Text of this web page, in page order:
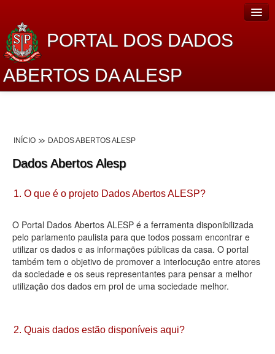
PORTAL DOS DADOS
ABERTOS DA ALESP
Lei de Acesso à Informação
Dados Governamentais Abertos
Planejamento
Catálogo de dados
Processo Legislativo
Deputados Estaduais
INÍCIO DADOS ABERTOS ALESP
Dados Abertos Alesp
1. O que é o projeto Dados Abertos ALESP?
O Portal Dados Abertos ALESP é a ferramenta disponibilizada
pelo parlamento paulista para que todos possam encontrar e
utilizar os dados e as informações públicas da casa. O portal
também tem o objetivo de promover a interlocução entre atores
da sociedade e os seus representantes para pensar a melhor
utilização dos dados em prol de uma sociedade melhor.
2. Quais dados estão disponíveis aqui?